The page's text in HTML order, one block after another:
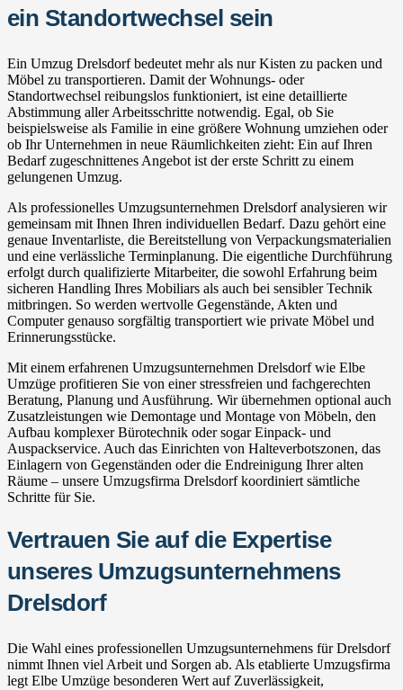
ein Standortwechsel sein
Ein Umzug Drelsdorf bedeutet mehr als nur Kisten zu packen und
Möbel zu transportieren. Damit der Wohnungs- oder
Standortwechsel reibungslos funktioniert, ist eine detaillierte
Abstimmung aller Arbeitsschritte notwendig. Egal, ob Sie
beispielsweise als Familie in eine größere Wohnung umziehen oder
ob Ihr Unternehmen in neue Räumlichkeiten zieht: Ein auf Ihren
Bedarf zugeschnittenes Angebot ist der erste Schritt zu einem
gelungenen Umzug.
Als professionelles Umzugsunternehmen Drelsdorf analysieren wir
gemeinsam mit Ihnen Ihren individuellen Bedarf. Dazu gehört eine
genaue Inventarliste, die Bereitstellung von Verpackungsmaterialien
und eine verlässliche Terminplanung. Die eigentliche Durchführung
erfolgt durch qualifizierte Mitarbeiter, die sowohl Erfahrung beim
sicheren Handling Ihres Mobiliars als auch bei sensibler Technik
mitbringen. So werden wertvolle Gegenstände, Akten und
Computer genauso sorgfältig transportiert wie private Möbel und
Erinnerungsstücke.
Mit einem erfahrenen Umzugsunternehmen Drelsdorf wie Elbe
Umzüge profitieren Sie von einer stressfreien und fachgerechten
Beratung, Planung und Ausführung. Wir übernehmen optional auch
Zusatzleistungen wie Demontage und Montage von Möbeln, den
Aufbau komplexer Bürotechnik oder sogar Einpack- und
Auspackservice. Auch das Einrichten von Halteverbotszonen, das
Einlagern von Gegenständen oder die Endreinigung Ihrer alten
Räume – unsere Umzugsfirma Drelsdorf koordiniert sämtliche
Schritte für Sie.
Vertrauen Sie auf die Expertise
unseres Umzugsunternehmens
Drelsdorf
Die Wahl eines professionellen Umzugsunternehmens für Drelsdorf
nimmt Ihnen viel Arbeit und Sorgen ab. Als etablierte Umzugsfirma
legt Elbe Umzüge besonderen Wert auf Zuverlässigkeit,